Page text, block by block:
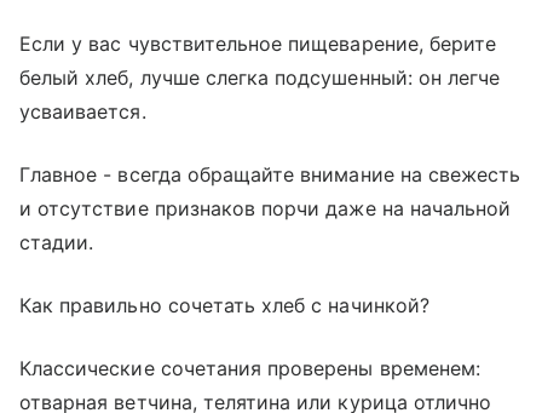
Если у вас чувствительное пищеварение, берите
белый хлеб, лучше слегка подсушенный: он легче
усваивается.
Главное - всегда обращайте внимание на свежесть
и отсутствие признаков порчи даже на начальной
стадии.
Как правильно сочетать хлеб с начинкой?
Классические сочетания проверены временем:
отварная ветчина, телятина или курица отлично